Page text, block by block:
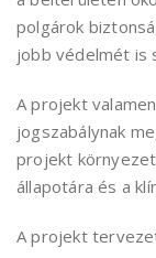
polgárok
jobb védelmét is
A projekt
jogszabálynak
projekt
állapotára és a
A projekt